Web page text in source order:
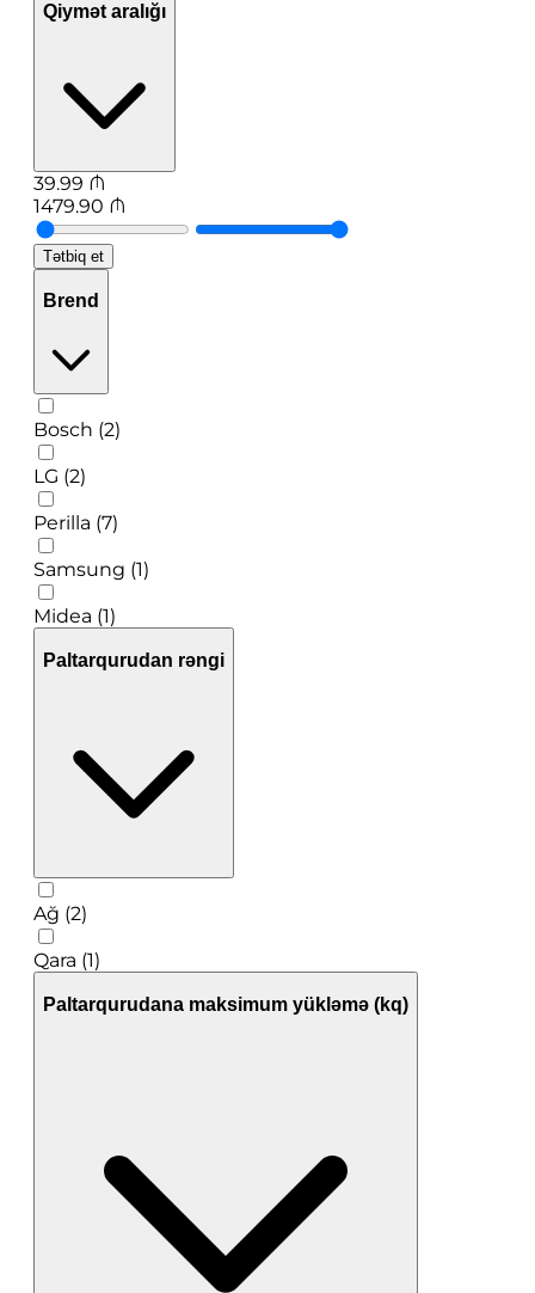
Qiymət aralığı
39.99 ₼
1479.90 ₼
Tətbiq et
Brend
Bosch (2)
LG (2)
Perilla (7)
Samsung (1)
Midea (1)
Paltarqurudan rəngi
Ağ (2)
Qara (1)
Paltarqurudana maksimum yükləmə (kq)